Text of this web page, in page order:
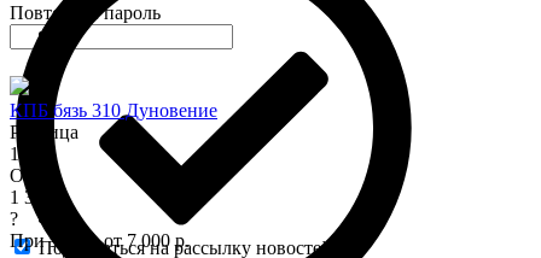
КПБ бязь 310 Дуновение
Розница
1 575
Опт
1 345
?
При заказе от 7 000 р.
Повторите пароль
Подписаться на рассылку новостей